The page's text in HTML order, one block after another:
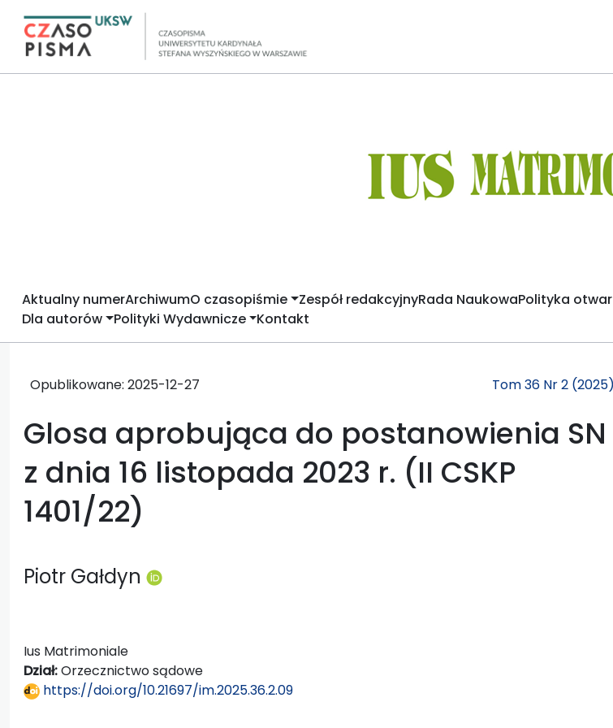
Aktualny numerArchiwumO czasopiśmie Zespół redakcyjnyRada NaukowaPolityka
Dla autorów Polityki Wydawnicze Kontakt
Opublikowane: 2025-12-27 Tom 36 Nr 2 (2025)
Glosa aprobująca do postanowienia SN
z dnia 16 listopada 2023 r. (II CSKP
1401/22)
Piotr Gałdyn
Ius Matrimoniale
Dział:Orzecznictwo sądowe
https://doi.org/10.21697/im.2025.36.2.09